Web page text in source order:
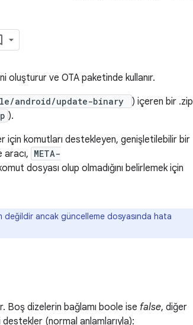
oluşturur ve OTA paketinde kullanır.
android/update-binary
) içeren bir .zip
).
için komutları destekleyen, genişletilebilir bir
aracı, META-
dosyası olup olmadığını belirlemek için
değildir ancak güncelleme dosyasında hata
Boş dizelerin bağlamı boole ise false, diğer
(normal anlamlarıyla):